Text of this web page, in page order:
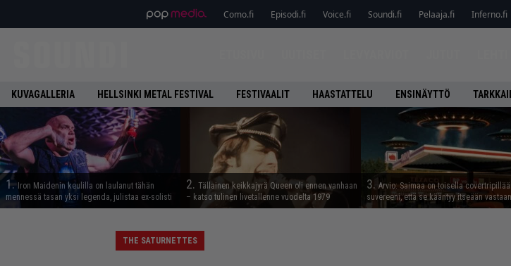
Como.fi Episodi.fi Voice.fi Soundi.fi Pelaaja.fi Inferno.fi
KUVAGALLERIA HELLSINKI METAL FESTIVAL FESTIVAALIT HAASTATTELU ENSINÄYTTÖ
1. Iron Maidenin keulilla on laulanut tähän
mennessä tasan yksi legenda, julistaa ex-solisti
2. Tällainen keikkajyrä Queen oli ennen vanhaan
– katso tulinen livetallenne vuodelta 1979
3. Arvio: Saimaa on toisella
suvereeni, että se kääntyy itseään vastaan
THE SATURNETTES